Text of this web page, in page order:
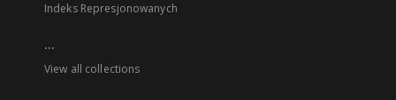
Indeks Represjonowanych
...
View all collections